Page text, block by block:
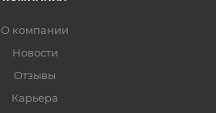
О компании
Новости
Отзывы
Карьера